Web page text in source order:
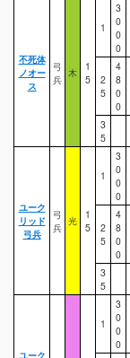
不死体
ノオー
ス
弓
兵
木
1
5
1
3
0
0
0
2
5
4
8
0
0
3
5
ユーク
リッド
弓兵
弓
兵
光
1
5
1
3
0
0
0
2
5
4
8
0
0
3
5
ユーク
1
3
0
0
0